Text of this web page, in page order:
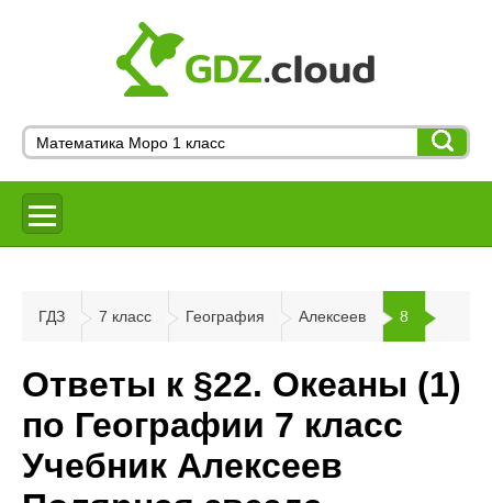
ГДЗ 7 класс География Алексеев 8
Ответы к §22. Океаны (1)
по Географии 7 класс
Учебник Алексеев